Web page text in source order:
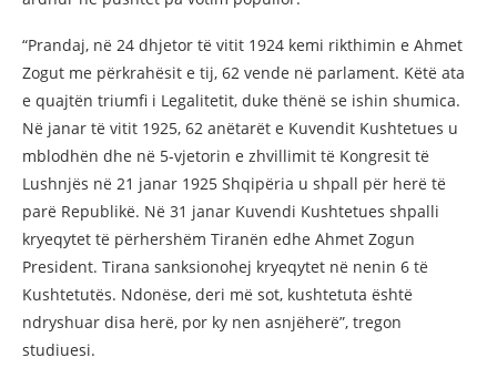
“Prandaj, në 24 dhjetor të vitit 1924 kemi rikthimin e Ahmet
Zogut me përkrahësit e tij, 62 vende në parlament. Këtë ata
e quajtën triumfi i Legalitetit, duke thënë se ishin shumica.
Në janar të vitit 1925, 62 anëtarët e Kuvendit Kushtetues u
mblodhën dhe në 5-vjetorin e zhvillimit të Kongresit të
Lushnjës në 21 janar 1925 Shqipëria u shpall për herë të
parë Republikë. Në 31 janar Kuvendi Kushtetues shpalli
kryeqytet të përhershëm Tiranën edhe Ahmet Zogun
President. Tirana sanksionohej kryeqytet në nenin 6 të
Kushtetutës. Ndonëse, deri më sot, kushtetuta është
ndryshuar disa herë, por ky nen asnjëherë”, tregon
studiuesi.